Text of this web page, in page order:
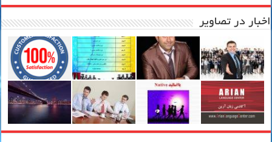
اخبار در تصاویر